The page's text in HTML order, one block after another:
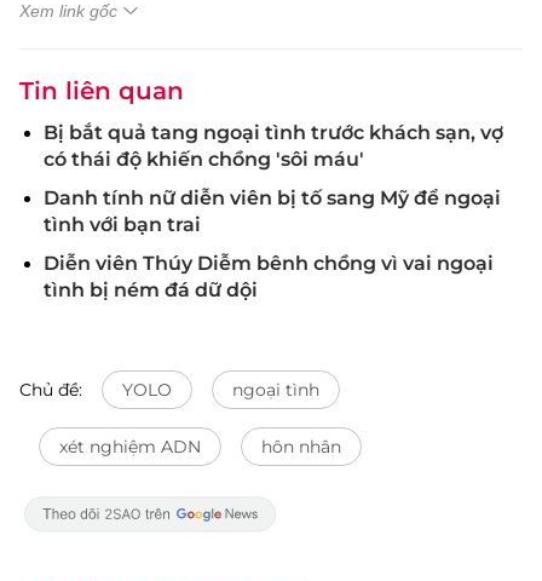
Xem link gốc
Tin liên quan
Bị bắt quả tang ngoại tình trước khách sạn, vợ
có thái độ khiến chồng 'sôi máu'
Danh tính nữ diễn viên bị tố sang Mỹ để ngoại
tình với bạn trai
Diễn viên Thúy Diễm bênh chồng vì vai ngoại
tình bị ném đá dữ dội
Chủ đề: YOLO ngoại tình
xét nghiệm ADN hôn nhân